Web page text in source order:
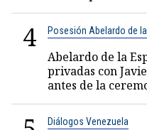
4 Posesión Abelardo de
Abelardo de la
privadas con
antes de la
Diálogos Venezuela